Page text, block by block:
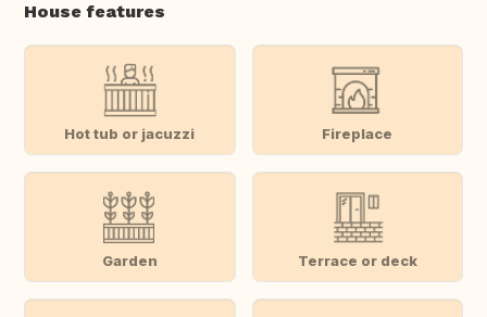
House features
Hot tub or jacuzzi Fireplace
Garden Terrace or deck